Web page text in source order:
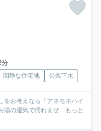
分
閑静な住宅地 公共下水
をお考えなら「アネモネハイ
湯の湿気で濡れませ... もっと